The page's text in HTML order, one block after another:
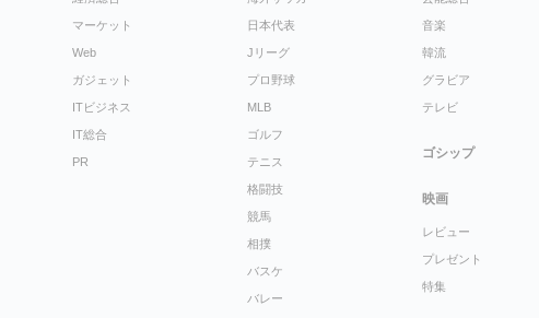
マーケット
Web
ガジェット
ITビジネス
IT総合
PR
日本代表
Jリーグ
プロ野球
MLB
ゴルフ
テニス
格闘技
競馬
相撲
バスケ
バレー
音楽
韓流
グラビア
テレビ
ゴシップ
映画
レビュー
プレゼント
特集